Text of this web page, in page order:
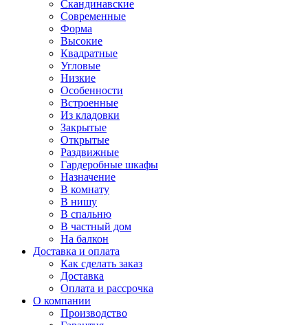
Скандинавские
Современные
Форма
Высокие
Квадратные
Угловые
Низкие
Особенности
Встроенные
Из кладовки
Закрытые
Открытые
Раздвижные
Гардеробные шкафы
Назначение
В комнату
В нишу
В спальню
В частный дом
На балкон
Доставка и оплата
Как сделать заказ
Доставка
Оплата и рассрочка
О компании
Производство